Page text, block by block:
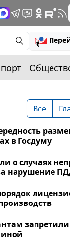
Все
в Госдуму
о случаях
нарушение
запретили